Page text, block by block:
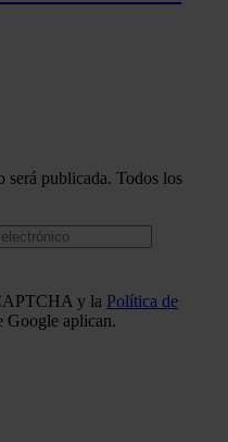
será publicada. Todos los
y la Política de
Google aplican.